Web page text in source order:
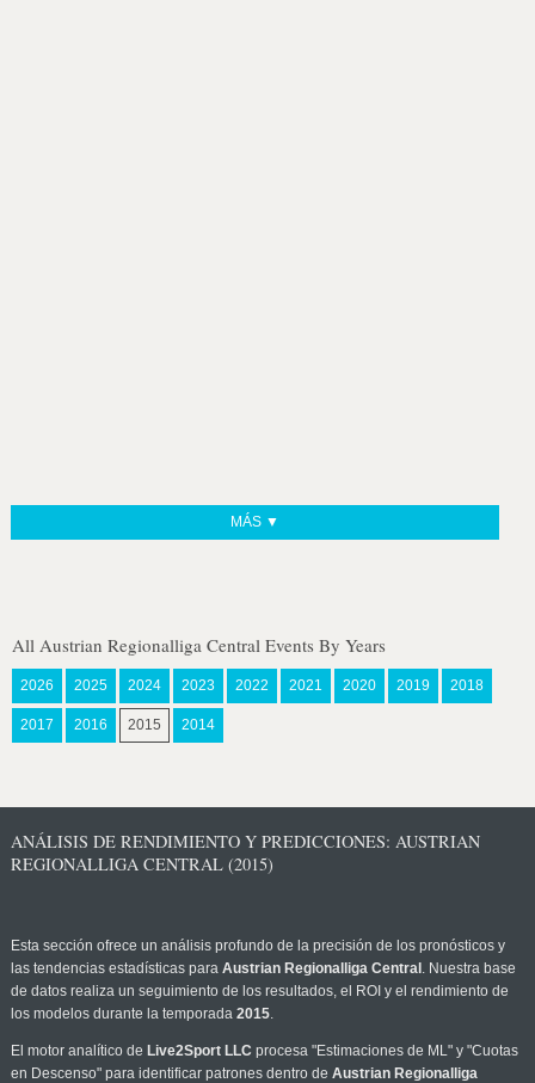
MÁS ▼
All Austrian Regionalliga Central Events By Years
2026 2025 2024 2023 2022 2021 2020 2019 2018
2017 2016 2015 2014
ANÁLISIS DE RENDIMIENTO Y PREDICCIONES: AUSTRIAN
REGIONALLIGA CENTRAL (2015)
Esta sección ofrece un análisis profundo de la precisión de los pronósticos y
las tendencias estadísticas para Austrian Regionalliga Central . Nuestra base
de datos realiza un seguimiento de los resultados, el ROI y el rendimiento de
los modelos durante la temporada 2015.
El motor analítico de Live2Sport LLC procesa "Estimaciones de ML" y "Cuotas
en Descenso" para identificar patrones dentro de Austrian Regionalliga